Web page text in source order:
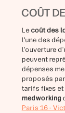
COÛT
Le coût des
l'une des
l'ouverture
peuvent
dépenses
proposés par
tarifs fixes
medworking
Paris 16 -